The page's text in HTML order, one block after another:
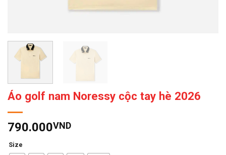
Áo golf nam Noressy cộc tay hè 2026
790.000VND
Size